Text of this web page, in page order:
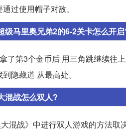
过使用帽子对敌。
级马里奥兄弟2的6-2关卡怎么开
了第3个金币后 用三角跳继续往
隐藏道 从最高处。
混战怎么双人?
混战》中进行双人游戏的方法取